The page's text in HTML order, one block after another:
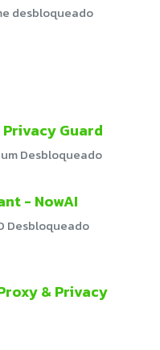
desbloqueado
Privacy Guard
Desbloqueado
- NowAI
Desbloqueado
& Privacy